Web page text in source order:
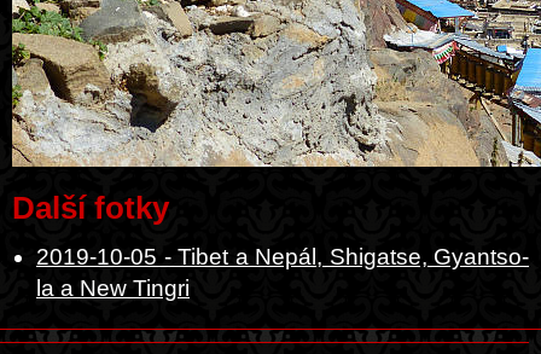
Další fotky
2019-10-05 - Tibet a Nepál, Shigatse, Gyantso-
la a New Tingri